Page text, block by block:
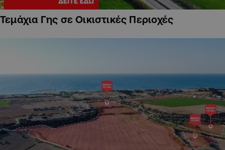
Τεμάχια Γης σε Οικιστικές Περιοχές